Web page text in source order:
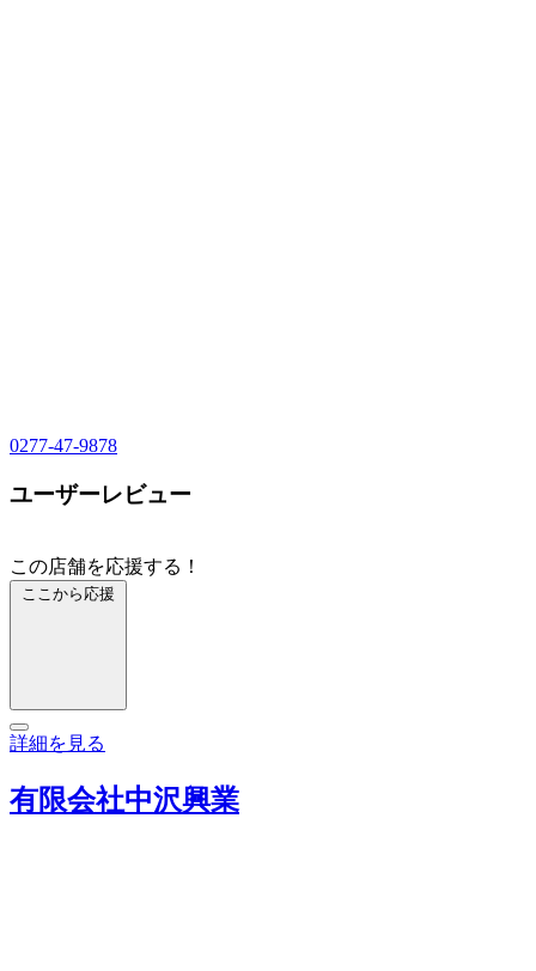
0277-47-9878
ユーザーレビュー
この店舗を応援する！
ここから応援
詳細を見る
有限会社中沢興業